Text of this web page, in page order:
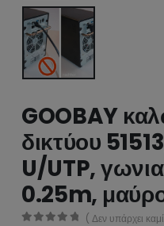
GOOBAY
δικτύου
U/UTP,
0.25m,
( Δεν υπάρχει